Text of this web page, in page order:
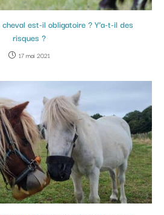
est-il obligatoire ? Y’a-t-il des
risques ?
17 mai 2021